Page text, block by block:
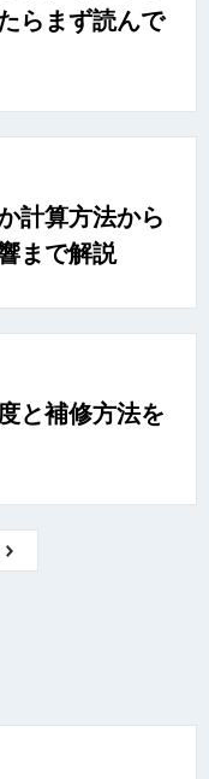
らまず読んで
計算方法から
まで解説
と補修方法を